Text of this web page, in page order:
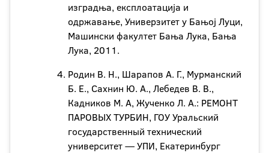
изградња, експлоатација и
одржавање, Универзитет у Бањој Луци,
Машински факултет Бања Лука, Бања
Лука, 2011.
Родин В. Н., Шарапов А. Г., Мурманский
Б. Е., Сахнин Ю. А., Лебедев В. В.,
Кадников М. А, Жученко Л. А.: РЕМОНТ
ПАРОВЫХ ТУРБИН, ГОУ Уральский
государственный технический
университет — УПИ, Екатеринбург